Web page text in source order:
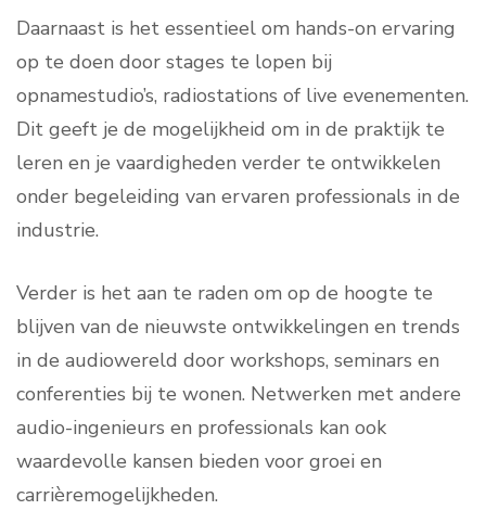
Daarnaast is het essentieel om hands-on ervaring
op te doen door stages te lopen bij
opnamestudio’s, radiostations of live evenementen.
Dit geeft je de mogelijkheid om in de praktijk te
leren en je vaardigheden verder te ontwikkelen
onder begeleiding van ervaren professionals in de
industrie.
Verder is het aan te raden om op de hoogte te
blijven van de nieuwste ontwikkelingen en trends
in de audiowereld door workshops, seminars en
conferenties bij te wonen. Netwerken met andere
audio-ingenieurs en professionals kan ook
waardevolle kansen bieden voor groei en
carrièremogelijkheden.